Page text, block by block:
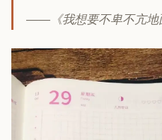
——《我想要不卑不亢地